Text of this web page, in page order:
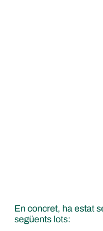
En concret, ha estat
següents lots: